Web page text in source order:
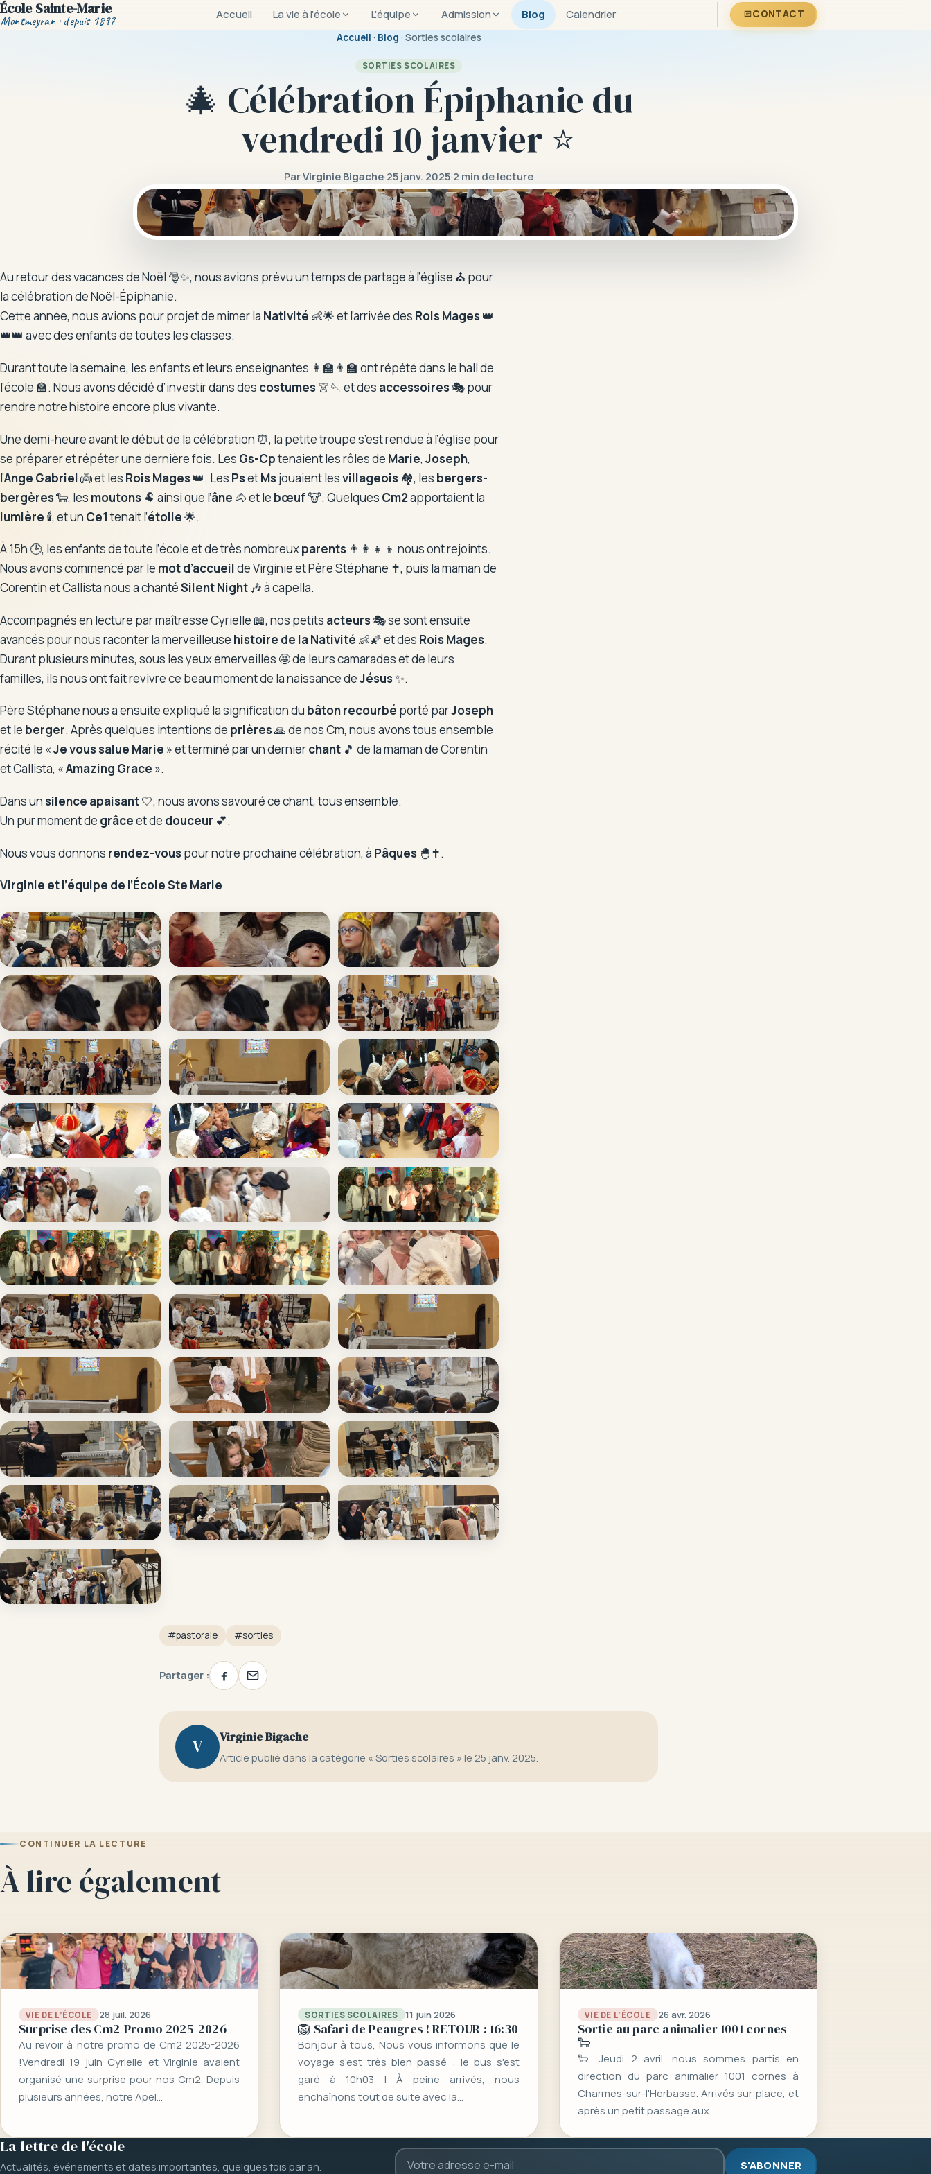
École Sainte-Marie
Montmeyran · depuis 1897 Accueil La vie à l'école L'équipe Admission Blog Calendrier
CONTACT
Accueil · Blog · Sorties scolaires
SORTIES SCOLAIRES
🎄 Célébration Épiphanie du
vendredi 10 janvier ⭐
ParVirginie Bigache·25 janv. 2025·2 min de lecture
Au retour des vacances de Noël 🎅✨, nous avions prévu un temps de partage à l’église ⛪ pour
la célébration de Noël-Épiphanie.
Cette année, nous avions pour projet de mimer la Nativité 👶🌟 et l’arrivée des Rois Mages 👑
👑👑 avec des enfants de toutes les classes.
Durant toute la semaine, les enfants et leurs enseignantes 👩‍🏫👨‍🏫 ont répété dans le hall de
l’école 🏫. Nous avons décidé d’investir dans des costumes 👗🪡 et des accessoires 🎭 pour
rendre notre histoire encore plus vivante.
Une demi-heure avant le début de la célébration ⏰, la petite troupe s’est rendue à l’église pour
se préparer et répéter une dernière fois. Les Gs-Cptenaient les rôles de Marie, Joseph,
l’Ange Gabriel👼 et les Rois Mages 👑. Les PsetMs jouaient lesvillageois 🏘️, les bergers-
bergères🐑, les moutons 🐏 ainsi que l’âne 🐴 et le bœuf🐮. Quelques Cm2apportaient la
lumière 🕯️, et un Ce1tenait l’étoile🌟.
À 15h 🕒, les enfants de toute l’école et de très nombreuxparents 👨‍👩‍👧‍👦 nous ont rejoints.
Nous avons commencé par le mot d’accueilde Virginie et Père Stéphane ✝️, puis la maman de
Corentin et Callista nous a chantéSilent Night 🎶 à capella.
Accompagnés en lecture par maîtresse Cyrielle 📖, nos petits acteurs 🎭 se sont ensuite
avancés pour nous raconter la merveilleuse histoire de la Nativité 👶🌠 et des Rois Mages.
Durant plusieurs minutes, sous les yeux émerveillés 🤩 de leurs camarades et de leurs
familles, ils nous ont fait revivre ce beau moment de la naissance deJésus✨.
Père Stéphane nous a ensuite expliqué la signification du bâton recourbé porté parJoseph
et le berger. Après quelques intentions de prières🙏 de nos Cm, nous avons tous ensemble
récité le «Je vous salue Marie » et terminé par un dernierchant 🎵 de la maman de Corentin
et Callista, «Amazing Grace ».
Dans un silence apaisant🤍, nous avons savouré ce chant, tous ensemble.
Un pur moment de grâceet de douceur 💕.
Nous vous donnons rendez-vous pour notre prochaine célébration, à Pâques 🐣✝️.
Virginie et l’équipe de l’École Ste Marie
#pastorale #sorties
Partager :
V Virginie Bigache
Article publié dans la catégorie « Sorties scolaires » le 25 janv. 2025.
CONTINUER LA LECTURE
À lire également
VIE DE L’ÉCOLE 28 juil. 2026
Surprise des Cm2-Promo 2025-2026
Au revoir à notre promo de Cm2 2025-2026
!Vendredi 19 juin Cyrielle et Virginie avaient
organisé une surprise pour nos Cm2. Depuis
plusieurs années, notre Apel…
SORTIES SCOLAIRES 11 juin 2026
🦁 Safari de Peaugres ! RETOUR : 16:30
Bonjour à tous, Nous vous informons que le
voyage s'est très bien passé : le bus s'est
garé à 10h03 ! À peine arrivés, nous
enchaînons tout de suite avec la…
VIE DE L’ÉCOLE 26 avr. 2026
Sortie au parc animalier 1001 cornes
🐑
🐑 Jeudi 2 avril, nous sommes partis en
direction du parc animalier 1001 cornes à
Charmes-sur-l'Herbasse. Arrivés sur place, et
après un petit passage aux…
La lettre de l'école
Actualités, événements et dates importantes, quelques fois par an. S'ABONNER